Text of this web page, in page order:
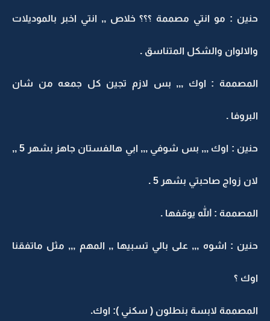
حنين : مو انتي مصممة ؟؟؟ خلاص ,, انتي اخبر بالموديلات
والالوان والشكل المتناسق .
المصممة : اوك ,,, بس لازم تجين كل جمعه من شان
البروفا .
حنين : اوك ,,, بس شوفي ,,, ابي هالفستان جاهز بشهر 5 ,,
لان زواج صاحبتي بشهر 5 .
المصممة : الله يوقفها .
حنين : اشوه ,,, على بالي تسبيها ,, المهم ,,, مثل ماتفقنا
اوك ؟
المصممة لابسة بنطلون ( سكني ): اوك.